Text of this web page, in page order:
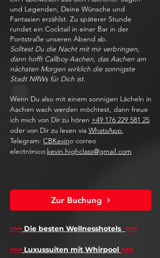
und Legenden, Deine Wünsche und
Fantasien erzählst. Zu späterer Stunde
rundet ein Cocktail in einer Bar in der
Pontstraße unseren Abend ab.
Solltest Du die Nacht mit mir verbringen,
dann hofft Callboy Aachen, das Aachen am
nächsten Morgen wirklich die sonnigste
Stadt NRWs für Dich ist.
Wenn Du also mit einem sonnigen Lächeln in
Aachen wach werden möchtest, dann freue
ich mich von Dir zu hören +49 176 229 581 25
oder von Dir zu lesen via WhatsApp,
Telegram: CBKevino correo
electrónico:kevin.highclass@gmail.com
Zur Buchung
>>> Die besten Wellnesshotels <<<
>>> Luxussuiten mit Whirpool <<<